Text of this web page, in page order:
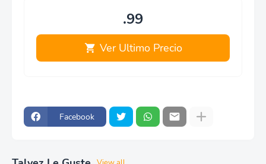
.99
Ver Ultimo Precio
Facebook